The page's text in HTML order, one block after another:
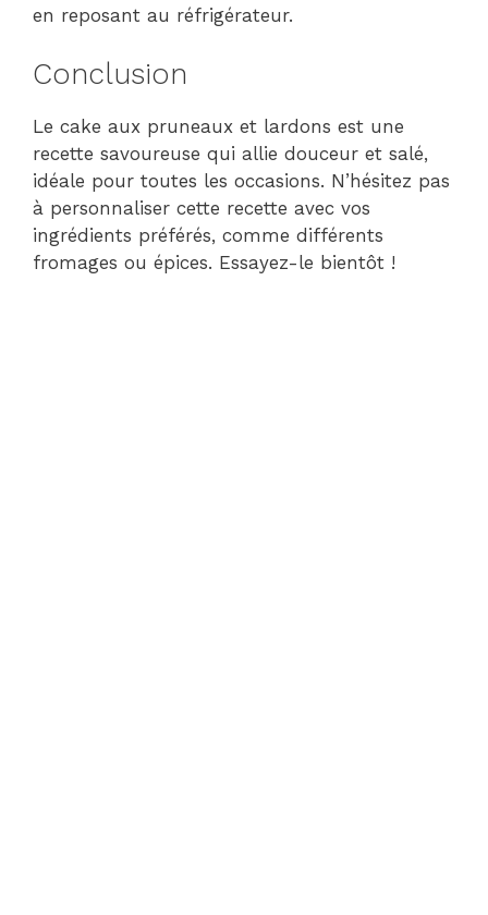
en reposant au réfrigérateur.
Conclusion
Le cake aux pruneaux et lardons est une
recette savoureuse qui allie douceur et salé,
idéale pour toutes les occasions. N’hésitez pas
à personnaliser cette recette avec vos
ingrédients préférés, comme différents
fromages ou épices. Essayez-le bientôt !